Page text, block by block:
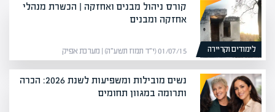
לימודים וקריירה
קורס ניהול מבנים ואחזקה | הכשרת מנהלי
אחזקה ומבנים
01/07/15 (י״ד תמוז תשע״ה) | מערכת אפיק
נשים מובילות ומשפיעות לשנת 2026: הכרה
ותרומה במגוון תחומים